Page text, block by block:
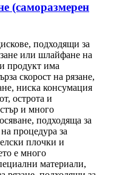
(саморазмерен
подходящи за
или шлайфане на
продукт има
скорост на рязане,
ниска консумация
острота и
и много
подходяща за
процедура за
плочки и
е много
материали,